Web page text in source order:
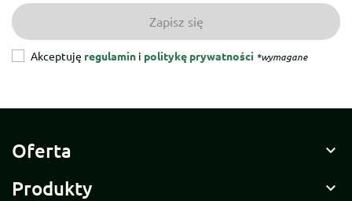
Akceptuję regulamin i politykę prywatności *wymagane
Oferta 
Produkty 